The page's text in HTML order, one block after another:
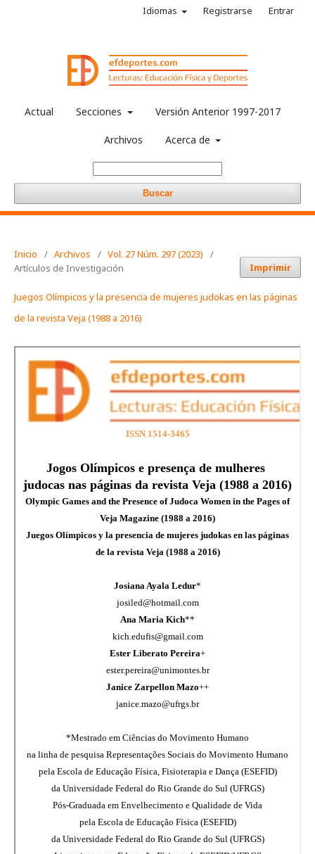
Actual Secciones Versión Anterior 1997-2017
Archivos Acerca de
Buscar
Idiomas Registrarse Entrar
Inicio / Archivos / Vol. 27 Núm. 297 (2023)
/
Artículos de Investigación
Imprimir
Juegos Olímpicos y la presencia de mujeres judokas en las páginas
de la revista Veja (1988 a 2016)